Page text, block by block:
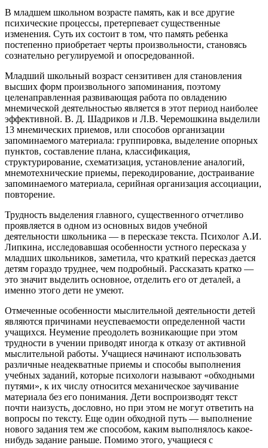
В младшем школьном возрасте память, как и все другие
психические процессы, претерпевает существенные
изменения. Суть их состоит в том, что память ребенка
постепенно приобретает черты произвольности, становясь
сознательно регулируемой и опосредованной.
Младший школьный возраст сензитивен для становления
высших форм произвольного запоминания, поэтому
целенаправленная развивающая работа по овладению
мнемической деятельностью является в этот период наиболее
эффективной. В. Д. Шадриков и Л.В. Черемошкина выделили
13 мнемических приемов, или способов организации
запоминаемого материала: группировка, выделение опорных
пунктов, составление плана, классификация,
структурирование, схематизация, установление аналогий,
мнемотехнические приемы, перекодирование, достраивание
запоминаемого материала, серийная организация ассоциации,
повторение.
Трудность выделения главного, существенного отчетливо
проявляется в одном из основных видов учебной
деятельности школьника — в пересказе текста. Психолог А.И.
Липкина, исследовавшая особенности устного пересказа у
младших школьников, заметила, что краткий пересказ дается
детям гораздо труднее, чем подробный. Рассказать кратко —
это значит выделить основное, отделить его от деталей, а
именно этого дети не умеют.
Отмеченные особенности мыслительной деятельности детей
являются причинами неуспеваемости определенной части
учащихся. Неумение преодолеть возникающие при этом
трудности в учении приводят иногда к отказу от активной
мыслительной работы. Учащиеся начинают использовать
различные неадекватные приемы и способы выпол­нения
учебных заданий, которые психологи называют «обходными
путями», к их числу относится механическое заучивание
материала без его понимания. Дети воспроизводят текст
почти наизусть, дословно, но при этом не могут ответить на
вопросы по тексту. Еще один обходной путь — выполнение
нового задания тем же способом, каким выполнялось какое-
нибудь задание раньше. Помимо этого, учащиеся с